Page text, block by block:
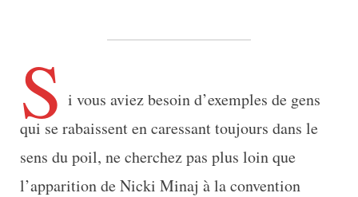
S i vous aviez besoin d’exemples de gens
qui se rabaissent en caressant toujours dans le
sens du poil, ne cherchez pas plus loin que
l’apparition de Nicki Minaj à la convention